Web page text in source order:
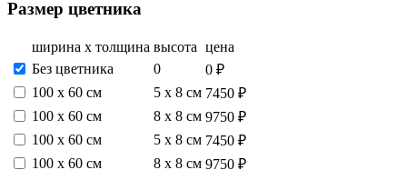
Размер цветника
ширина х толщина высота цена
Без цветника
0
0 ₽
100 х 60 см
5 х 8 см 7450 ₽
100 х 60 см
8 х 8 см 9750 ₽
100 х 60 см
5 х 8 см 7450 ₽
100 х 60 см
8 х 8 см 9750 ₽